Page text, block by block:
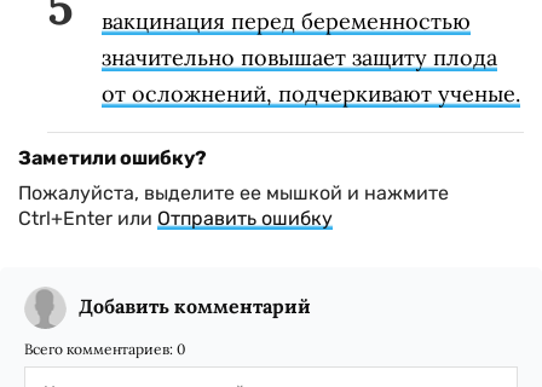
вакцинация перед беременностью
значительно повышает защиту плода
от осложнений, подчеркивают ученые.
Заметили ошибку?
Пожалуйста, выделите ее мышкой и нажмите
Ctrl+Enter или Отправить ошибку
Добавить комментарий
Всего комментариев: 0